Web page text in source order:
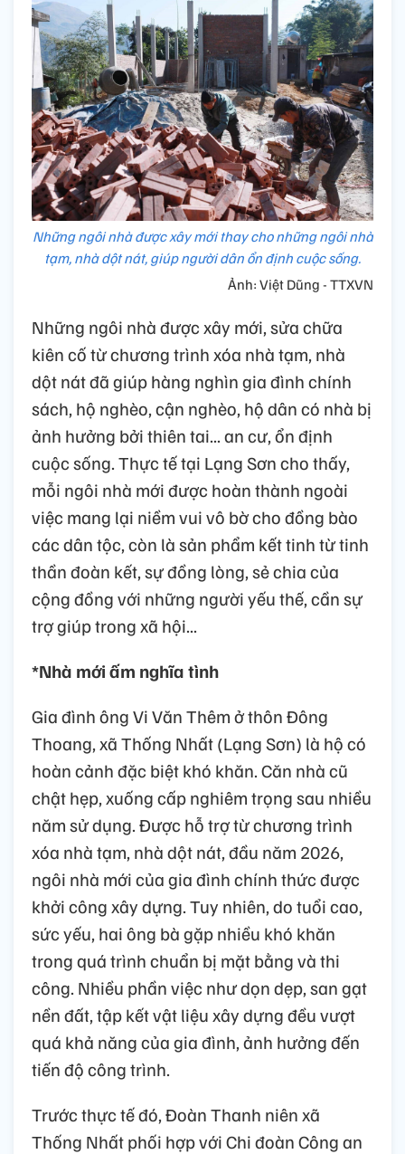
Những ngôi nhà được xây mới thay cho những ngôi nhà
tạm, nhà dột nát, giúp người dân ổn định cuộc sống.
Ảnh: Việt Dũng - TTXVN
Những ngôi nhà được xây mới, sửa chữa
kiên cố từ chương trình xóa nhà tạm, nhà
dột nát đã giúp hàng nghìn gia đình chính
sách, hộ nghèo, cận nghèo, hộ dân có nhà bị
ảnh hưởng bởi thiên tai... an cư, ổn định
cuộc sống. Thực tế tại Lạng Sơn cho thấy,
mỗi ngôi nhà mới được hoàn thành ngoài
việc mang lại niềm vui vô bờ cho đồng bào
các dân tộc, còn là sản phẩm kết tinh từ tinh
thần đoàn kết, sự đồng lòng, sẻ chia của
cộng đồng với những người yếu thế, cần sự
trợ giúp trong xã hội...
*Nhà mới ấm nghĩa tình
Gia đình ông Vi Văn Thêm ở thôn Đông
Thoang, xã Thống Nhất (Lạng Sơn) là hộ có
hoàn cảnh đặc biệt khó khăn. Căn nhà cũ
chật hẹp, xuống cấp nghiêm trọng sau nhiều
năm sử dụng. Được hỗ trợ từ chương trình
xóa nhà tạm, nhà dột nát, đầu năm 2026,
ngôi nhà mới của gia đình chính thức được
khởi công xây dựng. Tuy nhiên, do tuổi cao,
sức yếu, hai ông bà gặp nhiều khó khăn
trong quá trình chuẩn bị mặt bằng và thi
công. Nhiều phần việc như dọn dẹp, san gạt
nền đất, tập kết vật liệu xây dựng đều vượt
quá khả năng của gia đình, ảnh hưởng đến
tiến độ công trình.
Trước thực tế đó, Đoàn Thanh niên xã
Thống Nhất phối hợp với Chi đoàn Công an